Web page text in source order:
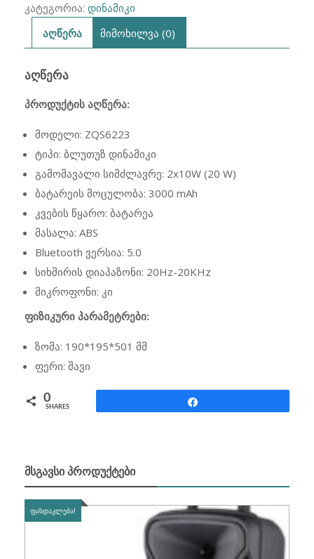
კატეგორია: დინამიკი
აღწერა
მიმოხილვა (0)
ᲐᲦᲬᲔᲠᲐ
პროდუქტის აღწერა:
მოდელი: ZQS6223
ტიპი: ბლუთუზ დინამიკი
გამომავალი სიმძლავრე: 2x10W (20 W)
ბატარეის მოცულობა: 3000 mAh
კვების წყარო: ბატარეა
მასალა: ABS
Bluetooth ვერსია: 5.0
სიხშირის დიაპაზონი: 20Hz-20KHz
მიკროფონი: კი
ფიზიკური პარამეტრები:
ზომა: 190*195*501 მმ
ფერი: შავი
0
SHARES
ᲛᲡᲒᲐᲕᲡᲘ ᲞᲠᲝᲓᲣᲥᲢᲔᲑᲘ
ᲤᲐᲡᲓᲐᲙᲚᲔᲑᲐ!